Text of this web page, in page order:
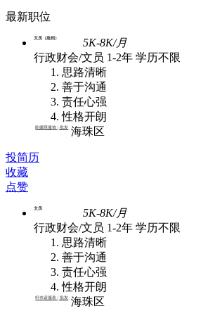
最新职位
文员（急招）
5K-8K/月
行政财会/文员 1-2年 学历不限
思路清晰
善于沟通
责任心强
性格开朗
欧娜琪服饰 | 批发 海珠区
投简历
收藏
点赞
文员
5K-8K/月
行政财会/文员 1-2年 学历不限
思路清晰
善于沟通
责任心强
性格开朗
轩衣诺服装 | 批发 海珠区